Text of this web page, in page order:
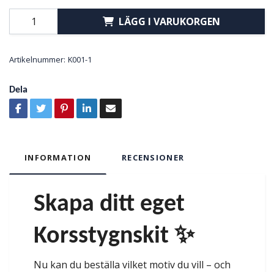
LÄGG I VARUKORGEN
Artikelnummer: K001-1
Dela
INFORMATION RECENSIONER
Skapa ditt eget
Korsstygnskit ✨
Nu kan du beställa vilket motiv du vill – och